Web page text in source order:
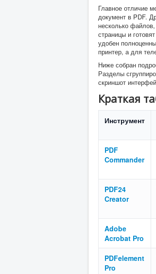
Главное отличие
документ в PDF.
несколько
страницы и
удобен
принтер, а для
Ниже собран
Разделы
скриншот
Краткая
Инструмент
PDF
Commander
PDF24
Creator
Adobe
Acrobat Pro
PDFelement
Pro